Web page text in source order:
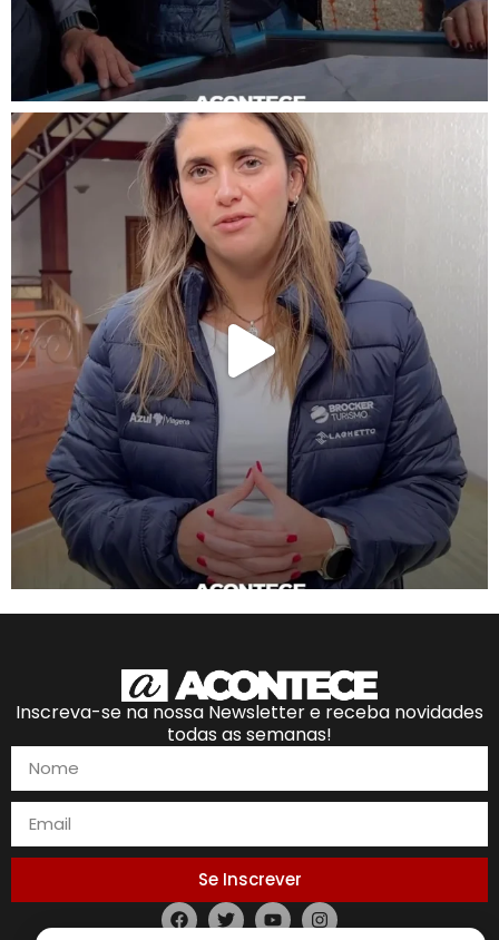
Inscreva-se na nossa Newsletter e receba novidades
todas as semanas!
Se Inscrever